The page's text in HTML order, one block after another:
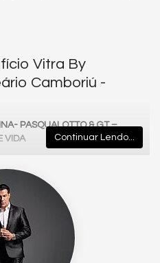
Vitra By
Camboriú -
PASQUALOTTO & GT –
VIDA
une design contemporâneo,
para atender às
padrão elevado de moradia,
cada detalhe.
elegante, transmite presença
Continuar Lendo...